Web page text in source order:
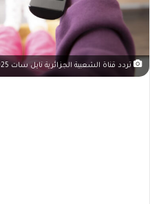
تردد قناة الشعبية الجزائرية نايل سات 2025